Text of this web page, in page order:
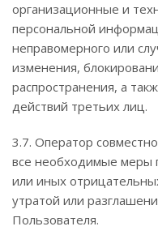
организационные и
персональной
неправомерного или
изменения,
распространения, а
действий третьих лиц.
3.7. Оператор
все необходимые меры
или иных
утратой или
Пользователя.